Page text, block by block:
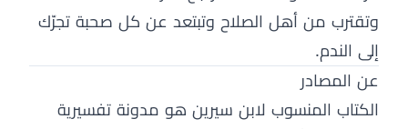
وتقترب من أهل الصلاح وتبتعد عن كل صحبة تجرّك
إلى الندم.
عن المصادر
الكتاب المنسوب لابن سيرين هو مدونة تفسيرية